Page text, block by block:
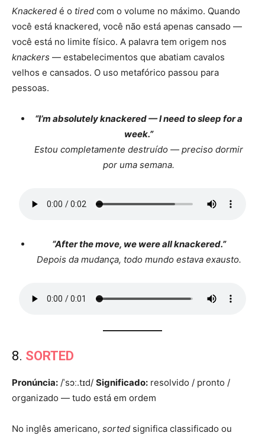
Knackered é o tired com o volume no máximo. Quando
você está knackered, você não está apenas cansado —
você está no limite físico. A palavra tem origem nos
knackers — estabelecimentos que abatiam cavalos
velhos e cansados. O uso metafórico passou para
pessoas.
“I’m absolutely knackered — I need to sleep for a
week.”
Estou completamente destruído — preciso dormir
por uma semana.
“After the move, we were all knackered.”
Depois da mudança, todo mundo estava exausto.
8. SORTED
Pronúncia: /ˈsɔː.tɪd/ Significado: resolvido / pronto /
organizado — tudo está em ordem
No inglês americano, sorted significa classificado ou